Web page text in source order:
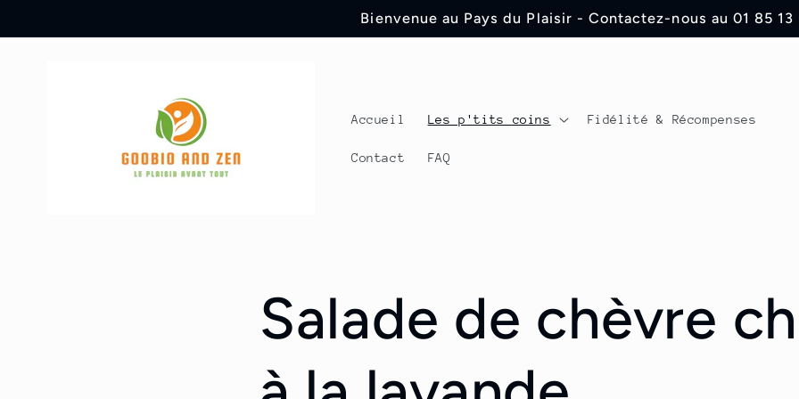
Inhalt
Bienvenue au Pays du Plaisir - Contactez-nous au 01 85 13
Accueil Les p'tits coins Fidélité & Récompenses
Contact FAQ
Salade de chèvre